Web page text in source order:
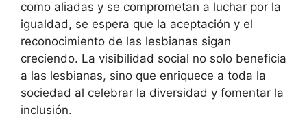
como aliadas y se comprometan a luchar por la
igualdad, se espera que la aceptación y el
reconocimiento de las lesbianas sigan
creciendo. La visibilidad social no solo beneficia
a las lesbianas, sino que enriquece a toda la
sociedad al celebrar la diversidad y fomentar la
inclusión.